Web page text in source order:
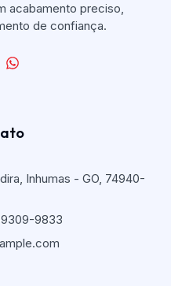
acabamento preciso,
de confiança.
Inhumas - GO, 74940-
9833